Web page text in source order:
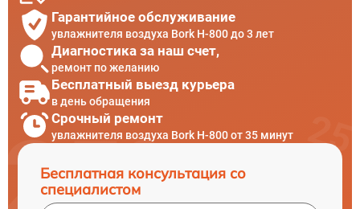
Гарантийное обслуживание
увлажнителя воздуха Bork H-800 до 3 лет
Диагностика за наш счет,
ремонт по желанию
Бесплатный выезд курьера
в день обращения
Срочный ремонт
увлажнителя воздуха Bork H-800 от 35 минут
Бесплатная консультация со
специалистом